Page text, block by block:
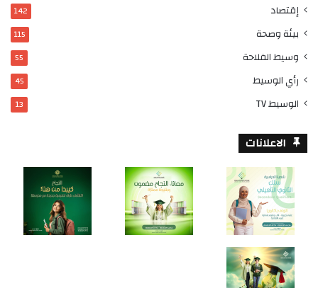
إقتصاد 142
بيئة وصحة 115
وسيط الفلاحة 55
رأي الوسيط 45
الوسيط TV 13
الاعلانات